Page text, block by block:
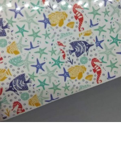
DECALQUES DE
- PEIXINHOS,
E CAVALOS MARINHOS
2,00 €